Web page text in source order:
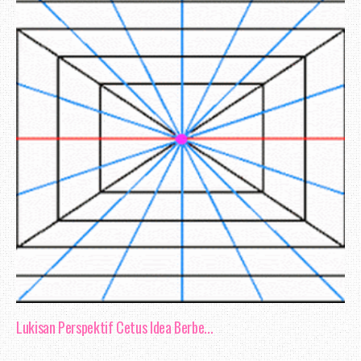
Justeru, dalam apa jua bentuk
fokus dan memberi sepenuh tumpuan
melakukan kesilapan. Baik di
mahupun di ruangan sosial - internet,
mengamalkan konsep komunikasi berkesan.
Aku juga kadang - kadang berasa geram
melakukan apa yang di suruh, seolah -
yang di keluarkan sebelumnya. Adakah
Lukisan Perspektif Cetus Idea Berbe...